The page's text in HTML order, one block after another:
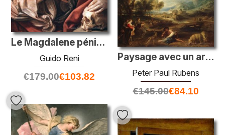
Le Magdalene pénitent
Guido Reni
€179.00€103.82
Paysage avec un arc-en-ciel
Peter Paul Rubens
€145.00€84.10